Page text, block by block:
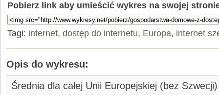
Pobierz link aby umieścić wykres na swojej
Tagi: internet, dostęp do internetu, Europa, internet
Opis do wykresu:
Średnia dla całej Unii Europejskiej (bez